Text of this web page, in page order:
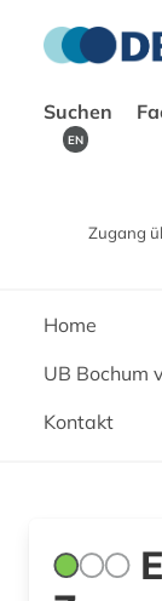
Suchen
EN
Zugang
Home
UB Bochum
Kontakt